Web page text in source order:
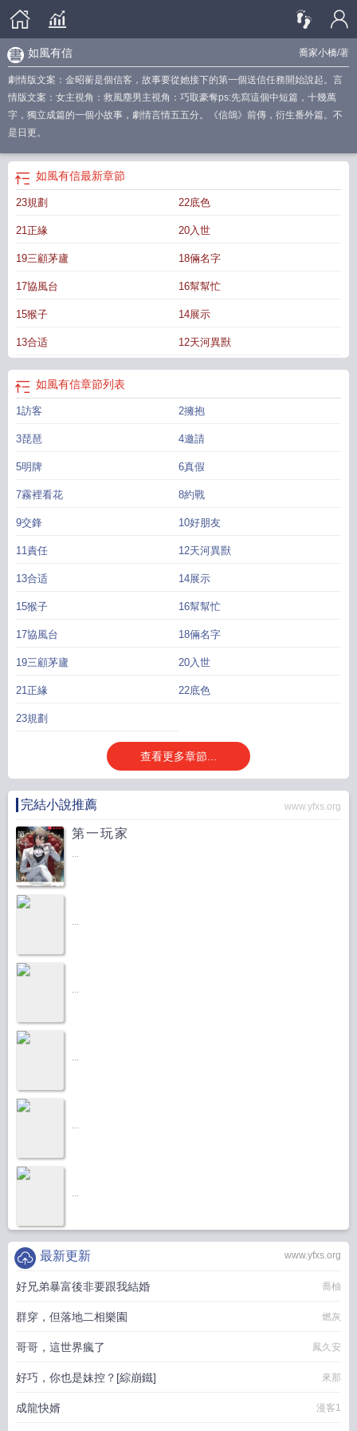
喬家小橋/著
如風有信
劇情版文案：金昭蘅是個信客，故事要從她接下的第一個送信任務開始說起。言
情版文案：女主視角：救風塵男主視角：巧取豪奪ps:先寫這個中短篇，十幾萬
字，獨立成篇的一個小故事，劇情言情五五分。《信鴿》前傳，衍生番外篇。不
是日更。
如風有信最新章節
23規劃 22底色
21正緣 20入世
19三顧茅廬 18倆名字
17協風台 16幫幫忙
15猴子 14展示
13合适 12天河異獸
如風有信章節列表
1訪客 2擁抱
3琵琶 4邀請
5明牌 6真假
7霧裡看花 8約戰
9交鋒 10好朋友
11責任 12天河異獸
13合适 14展示
15猴子 16幫幫忙
17協風台 18倆名字
19三顧茅廬 20入世
21正緣 22底色
23規劃
查看更多章節...
完結小說推薦 www.yfxs.org
第一玩家
...
...
...
...
...
...
www.yfxs.org
最新更新
好兄弟暴富後非要跟我結婚 喬柚
群穿，但落地二相樂園 燃灰
哥哥，這世界瘋了 鳳久安
好巧，你也是妹控？[綜崩鐵] 來那
成龍快婿 漫客1